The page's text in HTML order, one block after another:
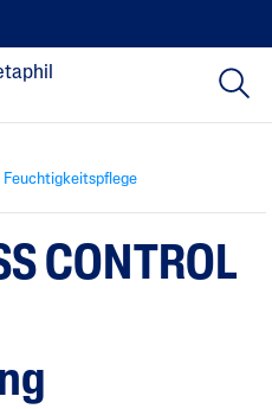
Feuchtigkeitspflege
CONTROL